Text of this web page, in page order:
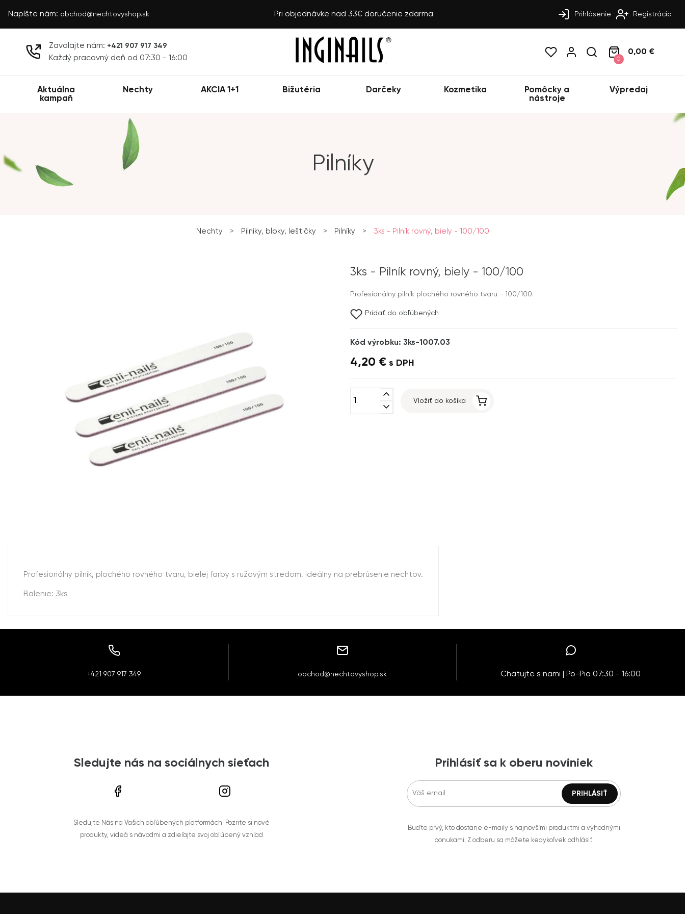
Napíšte nám: obchod@nechtovyshop.sk Pri objednávke nad 33€ doručenie zdarma Prihlásenie Registrácia
Zavolajte nám: +421 907 917 349
Každý pracovný deň od 07:30 - 16:00 0
0,00 €
Aktuálna
kampaň
Nechty AKCIA 1+1 Bižutéria Darčeky Kozmetika
Pomôcky a
nástroje
Výpredaj
Pilníky
Nechty > Pilníky, bloky, leštičky > Pilníky > 3ks - Pilník rovný, biely - 100/100
3ks - Pilník rovný, biely - 100/100
Profesionálny pilník plochého rovného tvaru - 100/100.
Pridať do obľúbených
Kód výrobku: 3ks-1007.03
4,20 € s DPH
expand_less
expand_more
Vložiť do košíka
Profesionálny pilník, plochého rovného tvaru, bielej farby s ružovým stredom, ideálny na prebrúsenie nechtov.
Balenie: 3ks
+421 907 917 349 obchod@nechtovyshop.sk Chatujte s nami | Po-Pia 07:30 - 16:00
Sledujte nás na sociálnych sieťach
Sledujte Nás na Vašich obľúbených platformách. Pozrite si nové
produkty, videá s návodmi a zdieľajte svoj obľúbený vzhľad
Prihlásiť sa k oberu noviniek
Buďte prvý, kto dostane e-maily s najnovšími produktmi a výhodnými
ponukami. Z odberu sa môžete kedykoľvek odhlásiť.